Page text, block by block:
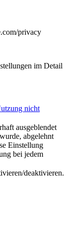
privacy
im Detail
nicht
ausgeblendet
abgelehnt
Einstellung
bei jedem
deaktivieren.